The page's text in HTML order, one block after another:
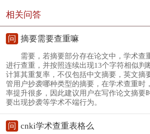
相关问答
问 摘要需要查重嘛
需要，若摘要部分存在论文中，学术查
进行查重，并按照连续出现13个字符相似判
计算其重复率，不仅包括中文摘要，英文摘
管用户抄袭哪种类型的摘要，在学术查重时
率提升很多，因此建议用户在写作论文摘要
要出现抄袭等学术不端行为。
问 cnki学术查重表格么